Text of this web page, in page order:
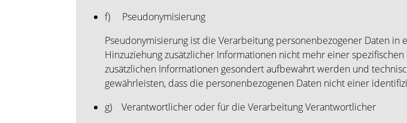
f) Pseudonymisierung
Pseudonymisierung ist die Verarbeitung personenbezogener Daten
Hinzuziehung zusätzlicher Informationen nicht mehr einer
zusätzlichen Informationen gesondert aufbewahrt werden und
gewährleisten, dass die personenbezogenen Daten nicht einer
g) Verantwortlicher oder für die Verarbeitung Verantwortlicher